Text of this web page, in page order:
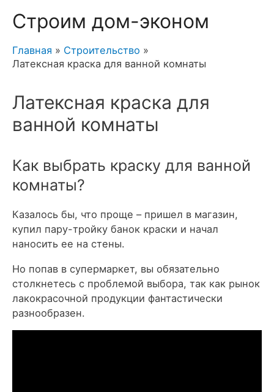
Строим дом-эконом
Главная
Строительство
Латексная краска для ванной комнаты
Латексная краска для
ванной комнаты
Как выбрать краску для ванной
комнаты?
Казалось бы, что проще – пришел в магазин,
купил пару-тройку банок краски и начал
наносить ее на стены.
Но попав в супермаркет, вы обязательно
столкнетесь с проблемой выбора, так как рынок
лакокрасочной продукции фантастически
разнообразен.